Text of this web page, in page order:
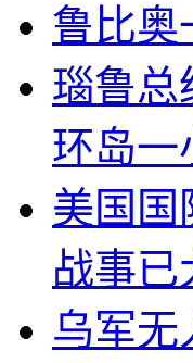
鲁比奥
瑙鲁总
环岛一
美国国
战事已
乌军无